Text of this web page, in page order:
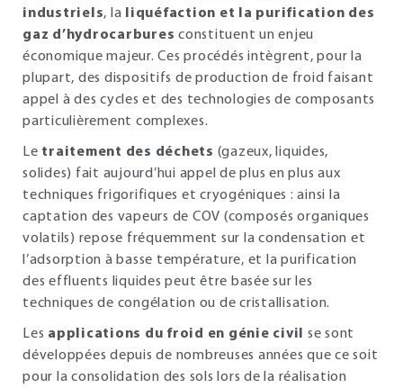
industriels, la
liquéfaction et la purification des
gaz d’hydrocarbures constituent un enjeu
économique majeur. Ces procédés intègrent, pour la
plupart, des dispositifs de production de froid faisant
appel à des cycles et des technologies de composants
particulièrement complexes.
Le traitement des déchets (gazeux, liquides,
solides) fait aujourd’hui appel de plus en plus aux
techniques frigorifiques et cryogéniques : ainsi la
captation des vapeurs de COV (composés organiques
volatils) repose fréquemment sur la condensation et
l’adsorption à basse température, et la purification
des effluents liquides peut être basée sur les
techniques de congélation ou de cristallisation.
Les applications du froid en génie civil
se sont
développées depuis de nombreuses années que ce soit
pour la consolidation des sols lors de la réalisation